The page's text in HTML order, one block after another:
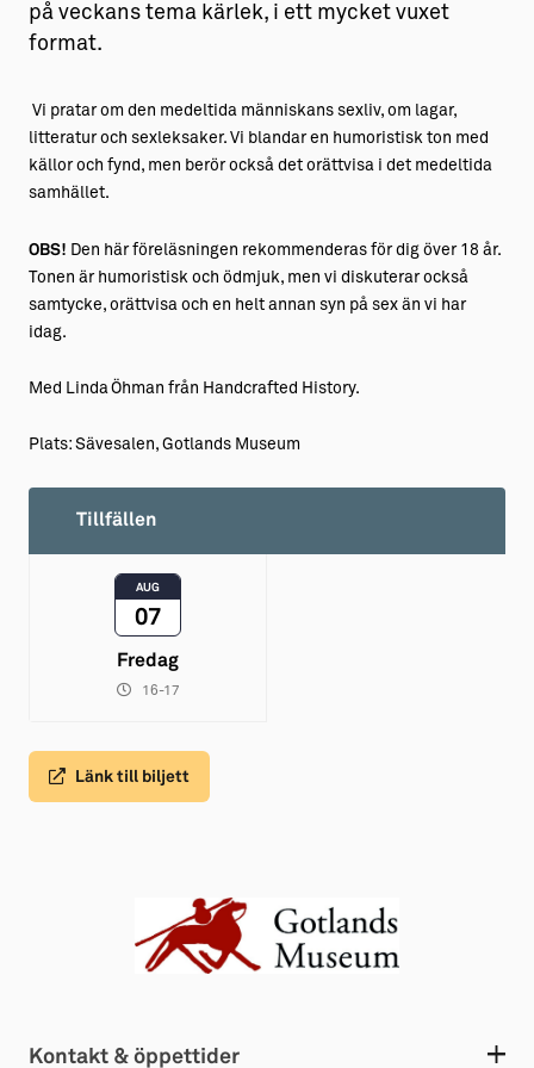
på veckans tema kärlek, i ett mycket vuxet
format.
Vi pratar om den medeltida människans sexliv, om lagar,
litteratur och sexleksaker. Vi blandar en humoristisk ton med
källor och fynd, men berör också det orättvisa i det medeltida
samhället.
OBS! Den här föreläsningen rekommenderas för dig över 18 år.
Tonen är humoristisk och ödmjuk, men vi diskuterar också
samtycke, orättvisa och en helt annan syn på sex än vi har
idag.
Med Linda Öhman från Handcrafted History.
Plats: Sävesalen, Gotlands Museum
Tillfällen
AUG
07
Fredag
16-17
Länk till biljett
Kontakt & öppettider